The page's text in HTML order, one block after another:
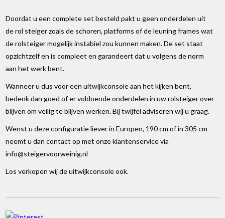
Doordat u een complete set besteld pakt u geen onderdelen uit
de rol steiger zoals de schoren, platforms of de leuning frames wat
de rolsteiger mogelijk instabiel zou kunnen maken. De set staat
opzichtzelf en is compleet en garandeert dat u volgens de norm
aan het werk bent.
Wanneer u dus voor een uitwijkconsole aan het kijken bent,
bedenk dan goed of er voldoende onderdelen in uw rolsteiger over
blijven om veilig te blijven werken. Bij twijfel adviseren wij u graag.
Wenst u deze configuratie liever in Europen, 190 cm of in 305 cm
neemt u dan contact op met onze klantenservice via
info@steigervoorweinig.nl
Los verkopen wij de uitwijkconsole ook.